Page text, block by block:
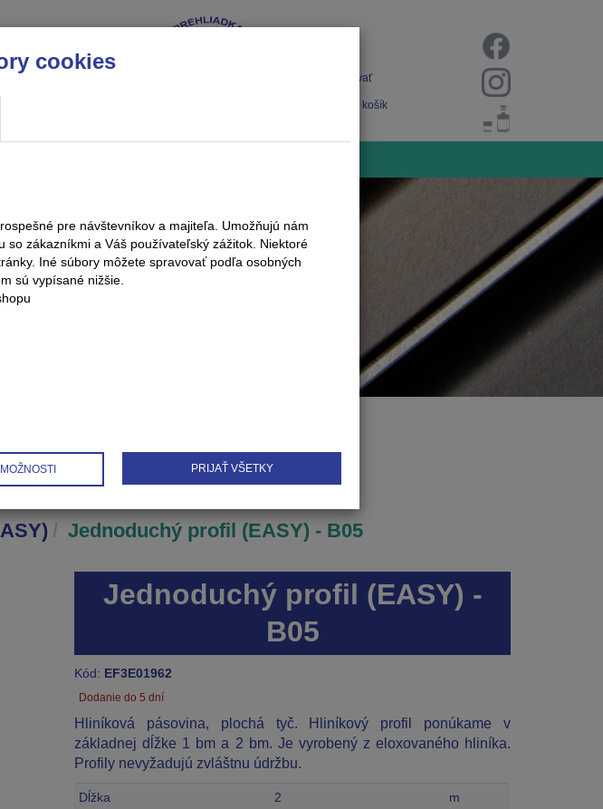
Registrovať
Nákupný košík
Jednoduchý profil (EASY) - B05
Jednoduchý profil (EASY) -
B05
Kód: EF3E01962
Dodanie do 5 dní
Hliníková pásovina, plochá tyč. Hliníkový profil ponúkame v
základnej dĺžke 1 bm a 2 bm. Je vyrobený z eloxovaného hliníka.
Profily nevyžadujú zvláštnu údržbu.
Dĺžka 2
m
cookies
pre návštevníkov a majiteľa. Umožňujú nám
zákazníkmi a Váš používateľský zážitok. Niektoré
Iné súbory môžete spravovať podľa osobných
sú vypísané nižšie.
PRIJAŤ VŠETKY